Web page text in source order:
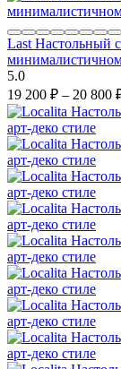
Last Настольный
5.0
19 200 ₽ – 20 800